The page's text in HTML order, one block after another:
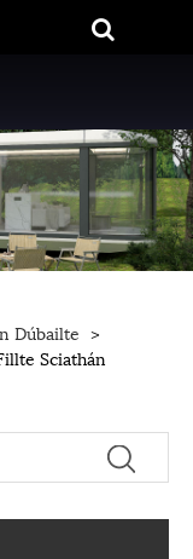
Dúbailte >
Sciathán